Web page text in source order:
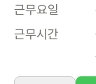
근무요일
근무시간